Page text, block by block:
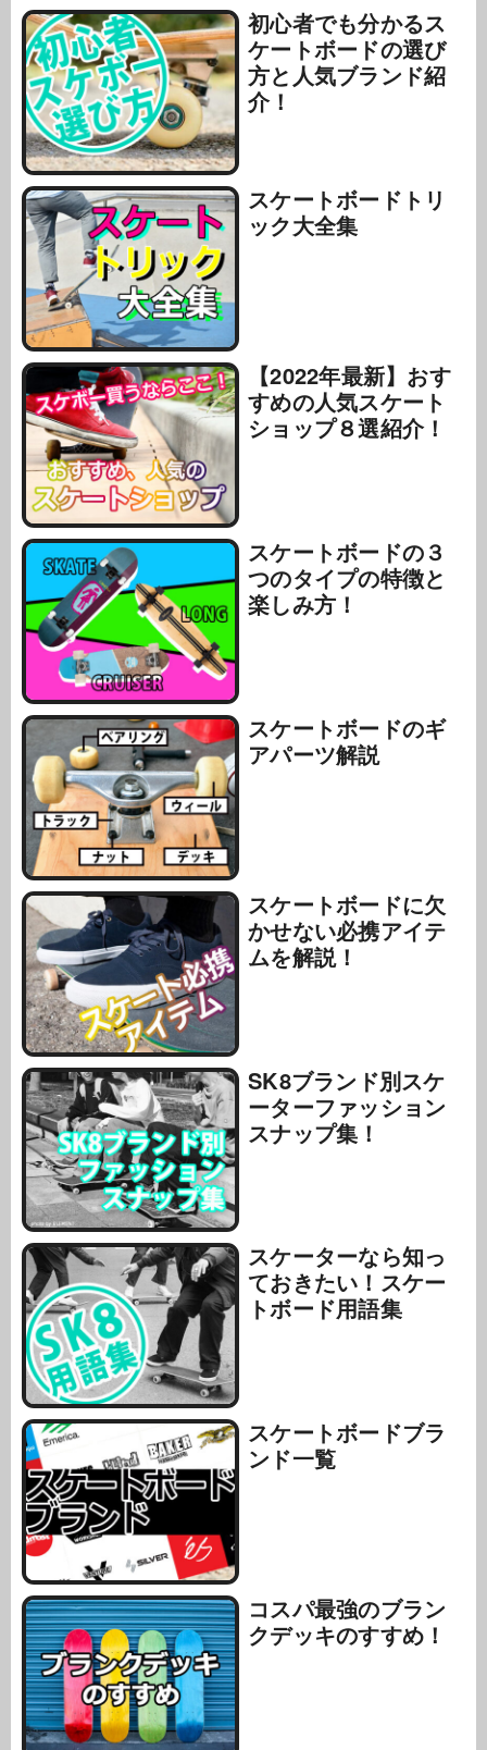
初心者でも分かるス
ケートボードの選び
方と人気ブランド紹
介！
スケートボードトリ
ック大全集
【2022年最新】おす
すめの人気スケート
ショップ８選紹介！
スケートボードの３
つのタイプの特徴と
楽しみ方！
スケートボードのギ
アパーツ解説
スケートボードに欠
かせない必携アイテ
ムを解説！
SK8ブランド別スケ
ーターファッション
スナップ集！
スケーターなら知っ
ておきたい！スケー
トボード用語集
スケートボードブラ
ンド一覧
コスパ最強のブラン
クデッキのすすめ！